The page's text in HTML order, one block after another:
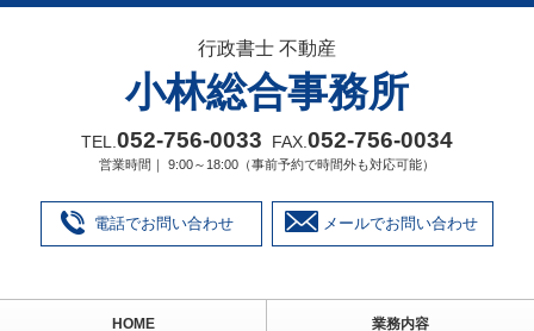
行政書士 不動産
小林総合事務所
TEL. 052‐756‐0033 FAX. 052‐756‐0034
営業時間｜ 9:00～18:00（事前予約で時間外も対応可能）
電話でお問い合わせ メールでお問い合わせ
HOME 業務内容